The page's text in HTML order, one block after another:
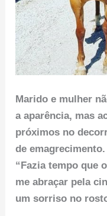
Marido e mulher
a aparência, mas
próximos no
de
“Fazia tempo que
me abraçar pela
um sorriso no